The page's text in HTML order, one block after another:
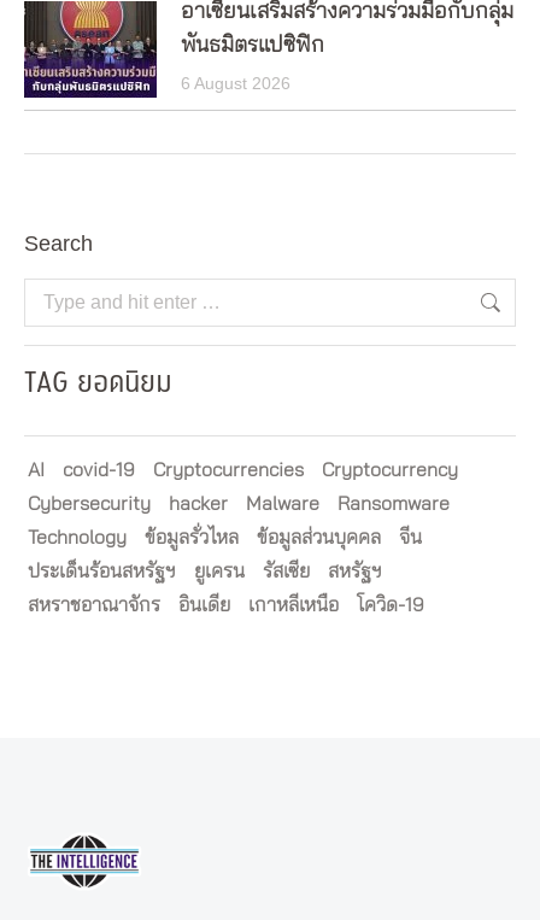
อาเซียนเสริมสร้างความร่วมมือกับกลุ่ม
พันธมิตรแปซิฟิก
6 August 2026
Search
Search:
TAG ยอดนิยม
AI covid-19 Cryptocurrencies
Cryptocurrency
Cybersecurity
hacker Malware
Ransomware
Technology
ข้อมูลรั่วไหล ข้อมูลส่วนบุคคล
จีน
ประเด็นร้อนสหรัฐฯ
ยูเครน รัสเซีย
สหรัฐฯ
สหราชอาณาจักร
อินเดีย เกาหลีเหนือ โควิด-19